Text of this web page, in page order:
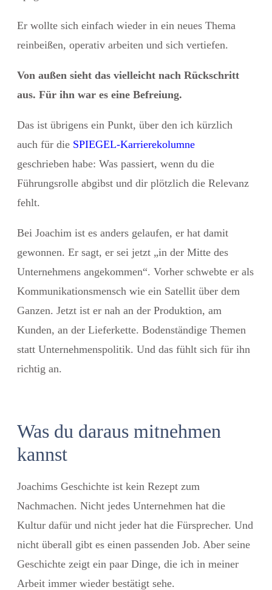
Er wollte sich einfach wieder in ein neues Thema
reinbeißen, operativ arbeiten und sich vertiefen.
Von außen sieht das vielleicht nach Rückschritt
aus. Für ihn war es eine Befreiung.
Das ist übrigens ein Punkt, über den ich kürzlich
auch für die SPIEGEL-Karrierekolumne
geschrieben habe: Was passiert, wenn du die
Führungsrolle abgibst und dir plötzlich die Relevanz
fehlt.
Bei Joachim ist es anders gelaufen, er hat damit
gewonnen. Er sagt, er sei jetzt „in der Mitte des
Unternehmens angekommen“. Vorher schwebte er als
Kommunikationsmensch wie ein Satellit über dem
Ganzen. Jetzt ist er nah an der Produktion, am
Kunden, an der Lieferkette. Bodenständige Themen
statt Unternehmenspolitik. Und das fühlt sich für ihn
richtig an.
Was du daraus mitnehmen
kannst
Joachims Geschichte ist kein Rezept zum
Nachmachen. Nicht jedes Unternehmen hat die
Kultur dafür und nicht jeder hat die Fürsprecher. Und
nicht überall gibt es einen passenden Job. Aber seine
Geschichte zeigt ein paar Dinge, die ich in meiner
Arbeit immer wieder bestätigt sehe.